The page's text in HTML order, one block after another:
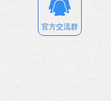
官方交流群